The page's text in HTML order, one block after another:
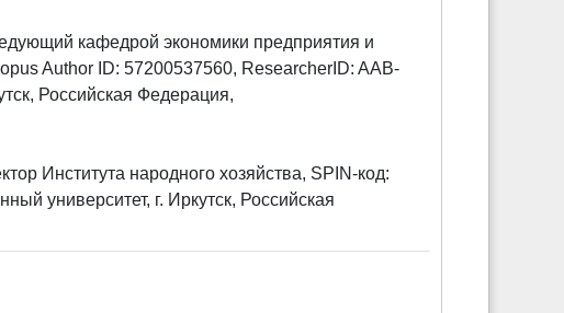
кафедрой экономики предприятия и
Author ID: 57200537560, ResearcherID: AAB-
Российская Федерация,
Института народного хозяйства, SPIN-код:
университет, г. Иркутск, Российская